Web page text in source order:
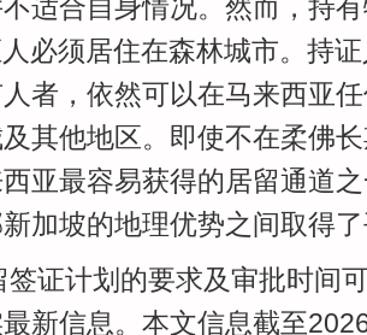
适合自身情况。然而，持
必须居住在森林城市。持
者，依然可以在马来西亚
其他地区。即使不在柔佛
亚最容易获得的居留通道
加坡的地理优势之间取得
签证计划的要求及审批时间
新信息。本文信息截至